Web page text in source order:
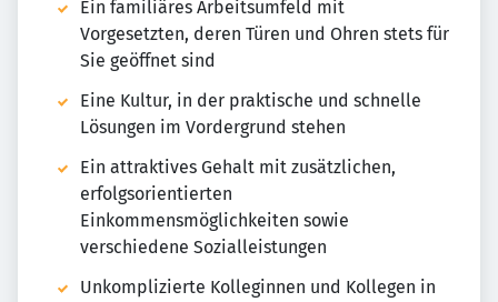
Ein familiäres Arbeitsumfeld mit
Vorgesetzten, deren Türen und Ohren stets für
Sie geöffnet sind
Eine Kultur, in der praktische und schnelle
Lösungen im Vordergrund stehen
Ein attraktives Gehalt mit zusätzlichen,
erfolgsorientierten
Einkommensmöglichkeiten sowie
verschiedene Sozialleistungen
Unkomplizierte Kolleginnen und Kollegen in